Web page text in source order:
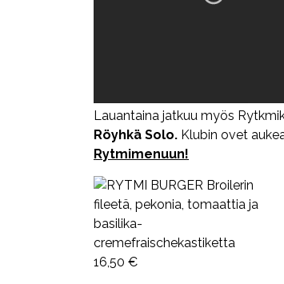
Lauantaina jatkuu myös
Röyhkä Solo. Klubin ovet
Rytmimenuun!